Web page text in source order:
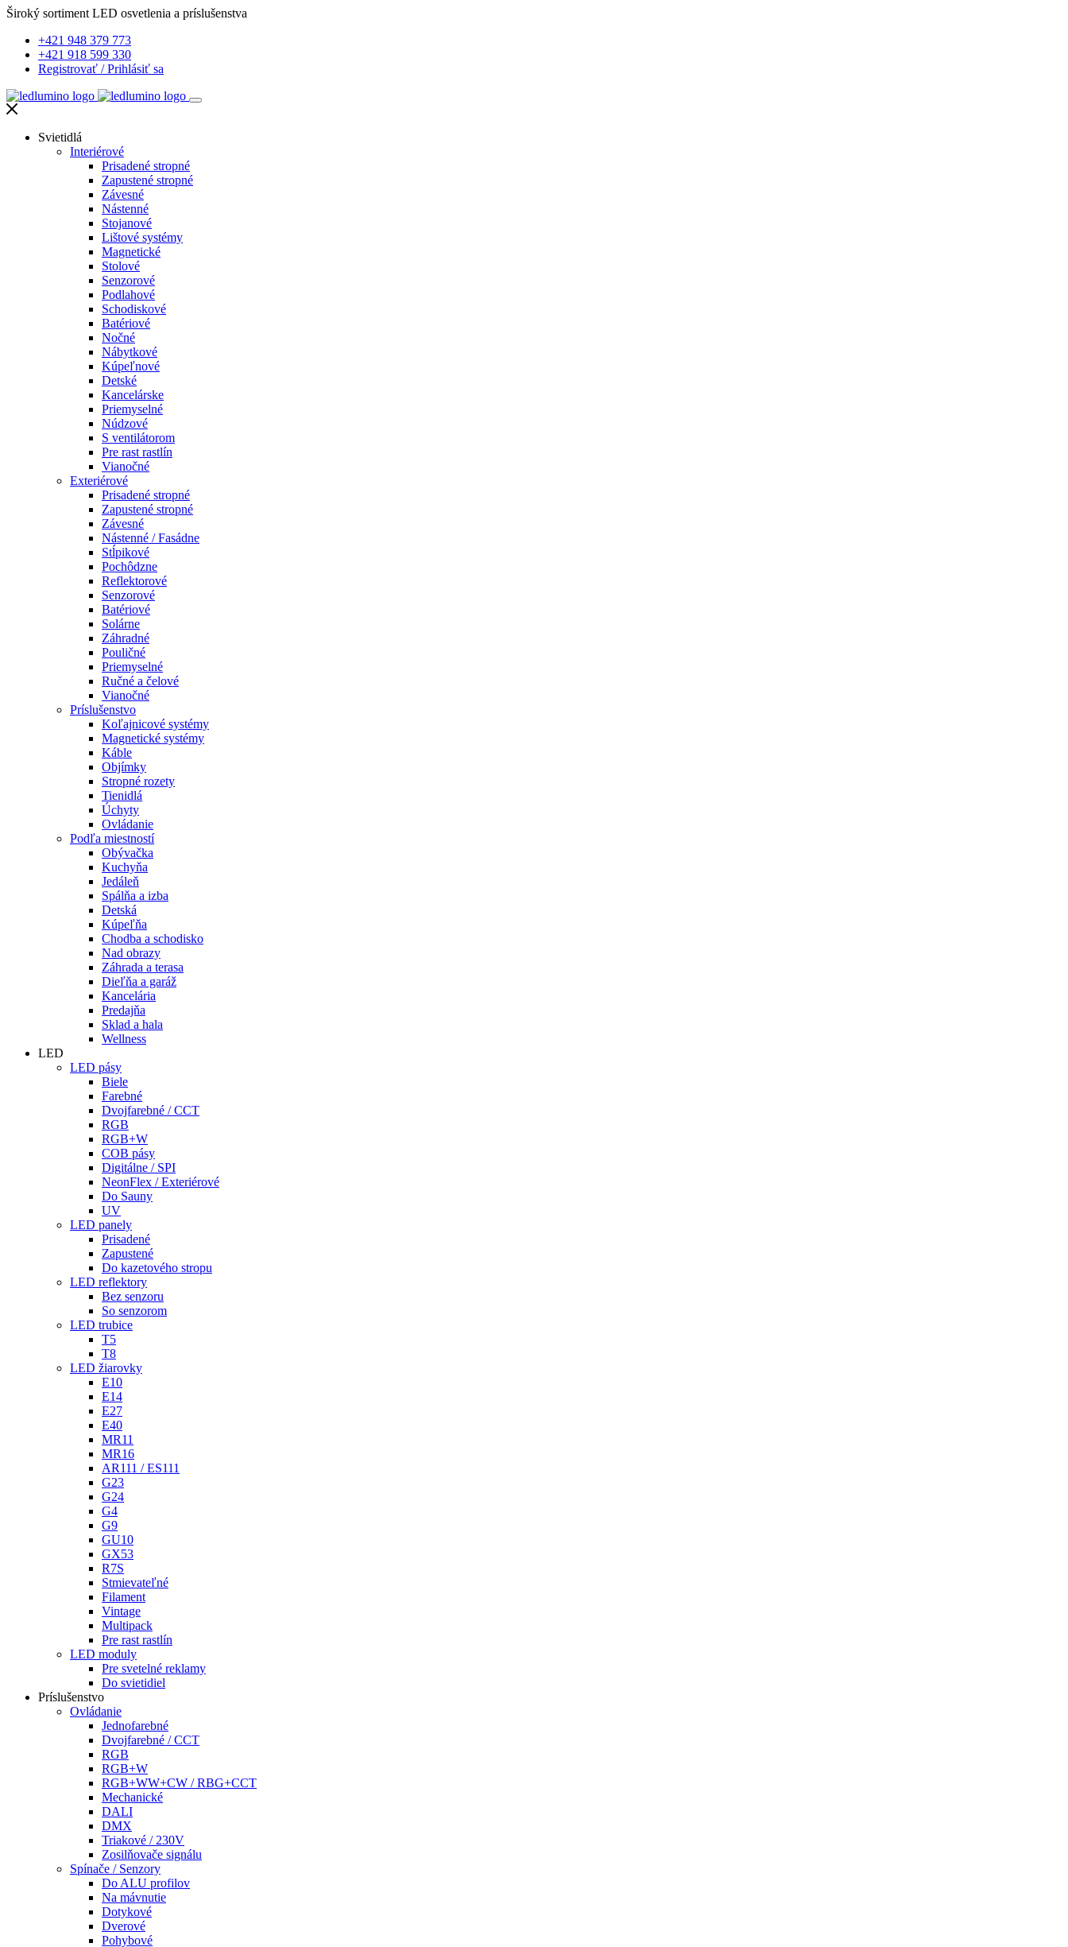
Široký sortiment LED osvetlenia a príslušenstva
+421 948 379 773
+421 918 599 330
Registrovať /Prihlásiť sa
Svietidlá
Interiérové
Prisadené stropné
Zapustené stropné
Závesné
Nástenné
Stojanové
Lištové systémy
Magnetické
Stolové
Senzorové
Podlahové
Schodiskové
Batériové
Nočné
Nábytkové
Kúpeľnové
Detské
Kancelárske
Priemyselné
Núdzové
S ventilátorom
Pre rast rastlín
Vianočné
Exteriérové
Prisadené stropné
Zapustené stropné
Závesné
Nástenné / Fasádne
Stĺpikové
Pochôdzne
Reflektorové
Senzorové
Batériové
Solárne
Záhradné
Pouličné
Priemyselné
Ručné a čelové
Vianočné
Príslušenstvo
Koľajnicové systémy
Magnetické systémy
Káble
Objímky
Stropné rozety
Tienidlá
Úchyty
Ovládanie
Podľa miestností
Obývačka
Kuchyňa
Jedáleň
Spálňa a izba
Detská
Kúpeľňa
Chodba a schodisko
Nad obrazy
Záhrada a terasa
Dieľňa a garáž
Kancelária
Predajňa
Sklad a hala
Wellness
LED
LED pásy
Biele
Farebné
Dvojfarebné / CCT
RGB
RGB+W
COB pásy
Digitálne / SPI
NeonFlex / Exteriérové
Do Sauny
UV
LED panely
Prisadené
Zapustené
Do kazetového stropu
LED reflektory
Bez senzoru
So senzorom
LED trubice
T5
T8
LED žiarovky
E10
E14
E27
E40
MR11
MR16
AR111 / ES111
G23
G24
G4
G9
GU10
GX53
R7S
Stmievateľné
Filament
Vintage
Multipack
Pre rast rastlín
LED moduly
Pre svetelné reklamy
Do svietidiel
Príslušenstvo
Ovládanie
Jednofarebné
Dvojfarebné / CCT
RGB
RGB+W
RGB+WW+CW / RBG+CCT
Mechanické
DALI
DMX
Triakové / 230V
Zosilňovače signálu
Spínače / Senzory
Do ALU profilov
Na mávnutie
Dotykové
Dverové
Pohybové